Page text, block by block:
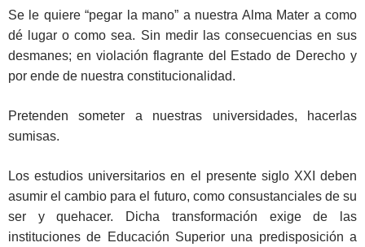
Se le quiere “pegar la mano” a nuestra Alma Mater a como
dé lugar o como sea. Sin medir las consecuencias en sus
desmanes; en violación flagrante del Estado de Derecho y
por ende de nuestra constitucionalidad.
Pretenden someter a nuestras universidades, hacerlas
sumisas.
Los estudios universitarios en el presente siglo XXI deben
asumir el cambio para el futuro, como consustanciales de su
ser y quehacer. Dicha transformación exige de las
instituciones de Educación Superior una predisposición a